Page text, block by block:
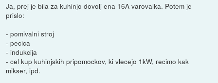
Ja, prej je bila za kuhinjo dovolj ena 16A varovalka. Potem je
prislo:
- pomivalni stroj
- pecica
- indukcija
- cel kup kuhinjskih pripomockov, ki vlecejo 1kW, recimo kak
mikser, ipd.